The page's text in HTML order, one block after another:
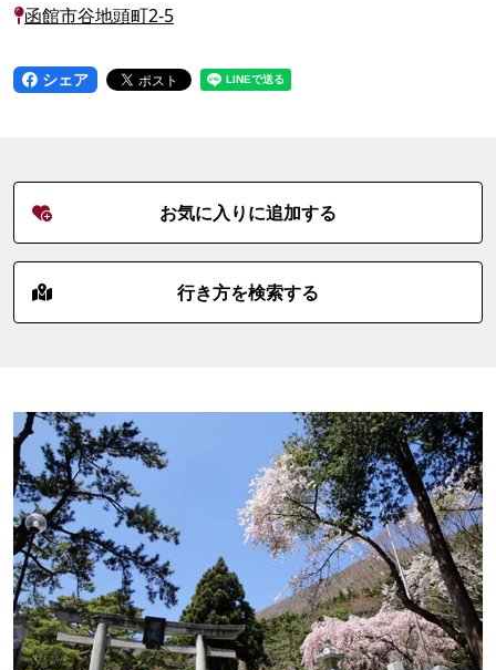
函館市谷地頭町2-5
シェア
お気に入りに追加する
行き方を検索する